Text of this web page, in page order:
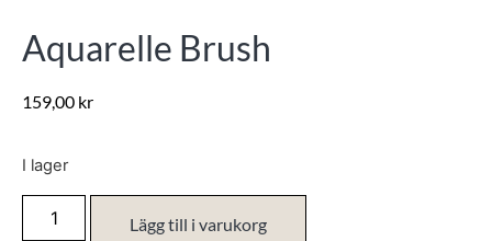
Aquarelle Brush
159,00 kr
I lager
Lägg till i varukorg